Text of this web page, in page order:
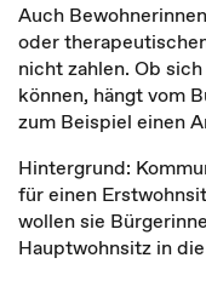
Auch
oder
nicht zahlen. Ob
können, hängt vom
zum Beispiel einen
Hintergrund:
für einen
wollen sie
Hauptwohnsitz in